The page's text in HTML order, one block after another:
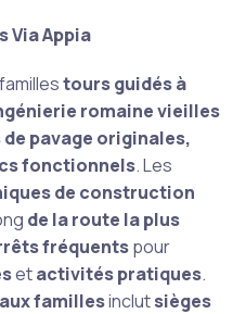
Via Appia
tours guidés à
romaine vieilles
pavage originales,
fonctionnels. Les
de construction
de la route la plus
fréquentspour
etactivités pratiques.
famillesinclutsièges